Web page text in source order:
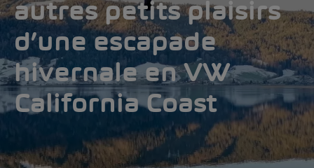
autres petits plaisirs
d’une escapade
hivernale en VW
California Coast